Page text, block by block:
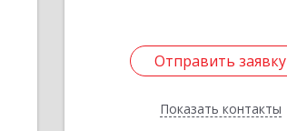
Отправить заявку
Показать контакты
Отправить заявку
Назад